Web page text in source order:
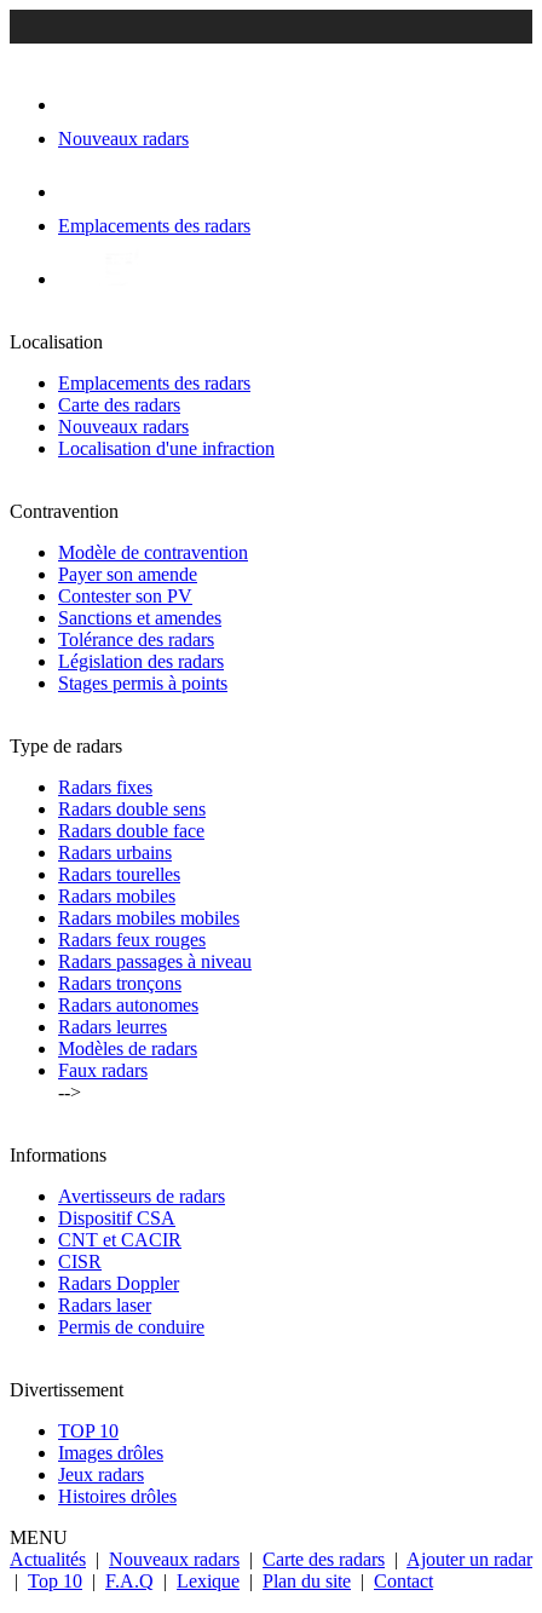
Nouveaux radars
Emplacements des radars
Localisation
Emplacements des radars
Carte des radars
Nouveaux radars
Localisation d'une infraction
Contravention
Modèle de contravention
Payer son amende
Contester son PV
Sanctions et amendes
Tolérance des radars
Législation des radars
Stages permis à points
Type de radars
Radars fixes
Radars double sens
Radars double face
Radars urbains
Radars tourelles
Radars mobiles
Radars mobiles mobiles
Radars feux rouges
Radars passages à niveau
Radars tronçons
Radars autonomes
Radars leurres
Modèles de radars
Faux radars
-->
Informations
Avertisseurs de radars
Dispositif CSA
CNT et CACIR
CISR
Radars Doppler
Radars laser
Permis de conduire
Divertissement
TOP 10
Images drôles
Jeux radars
Histoires drôles
MENU
Actualités | Nouveaux radars | Carte des radars | Ajouter un radar
| Top 10 | F.A.Q | Lexique | Plan du site | Contact